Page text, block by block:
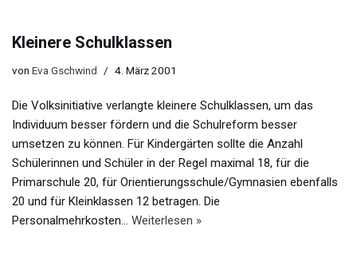
Kleinere Schulklassen
von Eva Gschwind 4. März 2001
Die Volksinitiative verlangte kleinere Schulklassen, um das
Individuum besser fördern und die Schulreform besser
umsetzen zu können. Für Kindergärten sollte die Anzahl
Schülerinnen und Schüler in der Regel maximal 18, für die
Primarschule 20, für Orientierungsschule/Gymnasien ebenfalls
20 und für Kleinklassen 12 betragen. Die
Personalmehrkosten… Weiterlesen »